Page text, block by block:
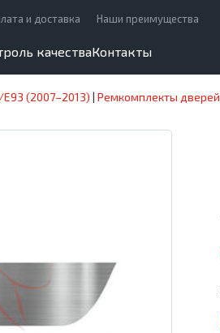
и доставка Наши преимущества
качестваКонтакты
(2007–2013) | Ремкомплекты дверей